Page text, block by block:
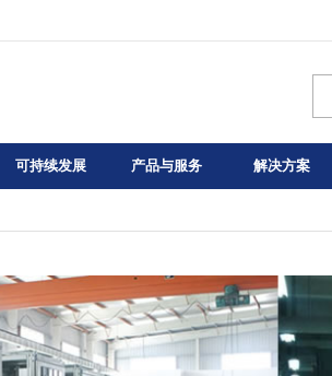
可持续发展 产品与服务 解决方案